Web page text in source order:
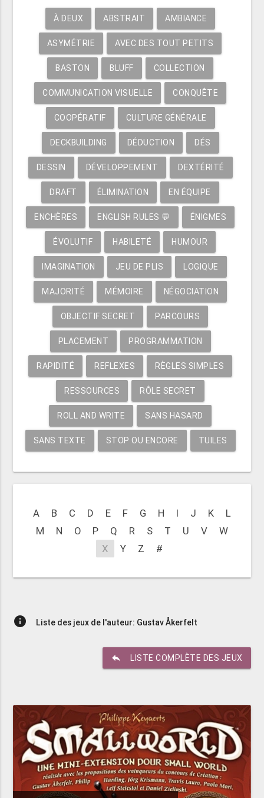
À DEUX ABSTRAIT AMBIANCE
ASYMÉTRIE AVEC DES TOUT PETITS
BASTON BLUFF COLLECTION
COMMUNICATION VISUELLE CONQUÊTE
COOPÉRATIF CULTURE GÉNÉRALE
DECKBUILDING DÉDUCTION DÉS
DESSIN DÉVELOPPEMENT DEXTÉRITÉ
DRAFT ÉLIMINATION EN ÉQUIPE
ENCHÈRES ENGLISH RULES 💬 ÉNIGMES
ÉVOLUTIF HABILETÉ HUMOUR
IMAGINATION JEU DE PLIS LOGIQUE
MAJORITÉ MÉMOIRE NÉGOCIATION
OBJECTIF SECRET PARCOURS
PLACEMENT PROGRAMMATION
RAPIDITÉ REFLEXES RÈGLES SIMPLES
RESSOURCES RÔLE SECRET
ROLL AND WRITE SANS HASARD
SANS TEXTE STOP OU ENCORE TUILES
A B C D E F G H I J K
L
M
N O P Q R S T U V
W
X
Y Z #
info Liste des jeux de l'auteur: Gustav Åkerfelt
reply LISTE COMPLÈTE DES JEUX